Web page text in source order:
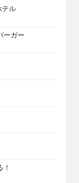
テル
ーガー